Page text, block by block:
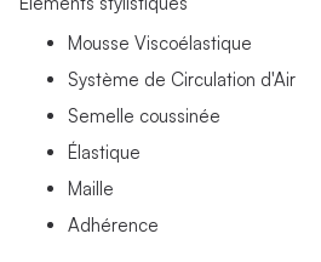
Mousse Viscoélastique
Système de Circulation d'Air
Semelle coussinée
Élastique
Maille
Adhérence